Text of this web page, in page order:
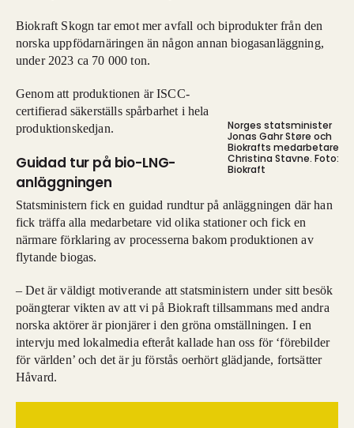
Biokraft Skogn tar emot mer avfall och biprodukter från den
norska uppfödarnäringen än någon annan biogasanläggning,
under 2023 ca 70 000 ton.
Norges statsminister
Jonas Gahr Støre och
Biokrafts medarbetare
Christina Stavne. Foto:
Biokraft
Genom att produktionen är ISCC-
certifierad säkerställs spårbarhet i hela
produktionskedjan.
Guidad tur på bio-LNG-
anläggningen
Statsministern fick en guidad rundtur på anläggningen där han
fick träffa alla medarbetare vid olika stationer och fick en
närmare förklaring av processerna bakom produktionen av
flytande biogas.
– Det är väldigt motiverande att statsministern under sitt besök
poängterar vikten av att vi på Biokraft tillsammans med andra
norska aktörer är pionjärer i den gröna omställningen. I en
intervju med lokalmedia efteråt kallade han oss för ‘förebilder
för världen’ och det är ju förstås oerhört glädjande, fortsätter
Håvard.